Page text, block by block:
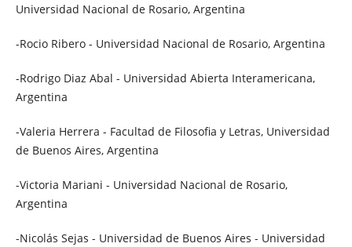
Universidad Nacional de Rosario, Argentina
-Rocio Ribero - Universidad Nacional de Rosario, Argentina
-Rodrigo Diaz Abal - Universidad Abierta Interamericana,
Argentina
-Valeria Herrera - Facultad de Filosofia y Letras, Universidad
de Buenos Aires, Argentina
-Victoria Mariani - Universidad Nacional de Rosario,
Argentina
-Nicolás Sejas - Universidad de Buenos Aires - Universidad